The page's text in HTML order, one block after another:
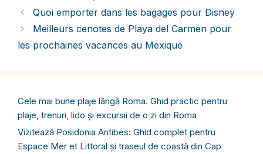
Quoi emporter dans les bagages pour Disney
Meilleurs cenotes de Playa del Carmen pour
les prochaines vacances au Mexique
Cele mai bune plaje lângă Roma. Ghid practic pentru
plaje, trenuri, lido și excursii de o zi din Roma
Vizitează Posidonia Antibes: Ghid complet pentru
Espace Mer et Littoral și traseul de coastă din Cap